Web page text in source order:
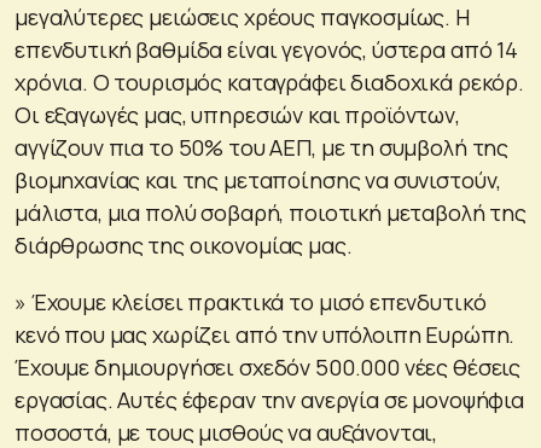
μεγαλύτερες μειώσεις χρέους παγκοσμίως. Η
επενδυτική βαθμίδα είναι γεγονός, ύστερα από 14
χρόνια. Ο τουρισμός καταγράφει διαδοχικά ρεκόρ.
Οι εξαγωγές μας, υπηρεσιών και προϊόντων,
αγγίζουν πια το 50% του ΑΕΠ, με τη συμβολή της
βιομηχανίας και της μεταποίησης να συνιστούν,
μάλιστα, μια πολύ σοβαρή, ποιοτική μεταβολή της
διάρθρωσης της οικονομίας μας.
» Έχουμε κλείσει πρακτικά το μισό επενδυτικό
κενό που μας χωρίζει από την υπόλοιπη Ευρώπη.
Έχουμε δημιουργήσει σχεδόν 500.000 νέες θέσεις
εργασίας. Αυτές έφεραν την ανεργία σε μονοψήφια
ποσοστά, με τους μισθούς να αυξάνονται,